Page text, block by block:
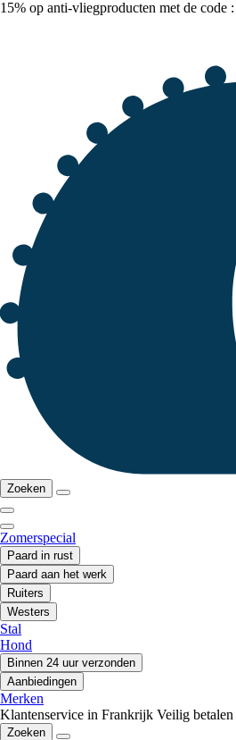
15% op anti-vliegproducten met de code :
Zoeken
Zomerspecial
Paard in rust
Paard aan het werk
Ruiters
Westers
Stal
Hond
Binnen 24 uur verzonden
Aanbiedingen
Merken
Klantenservice in Frankrijk Veilig betalen
Zoeken